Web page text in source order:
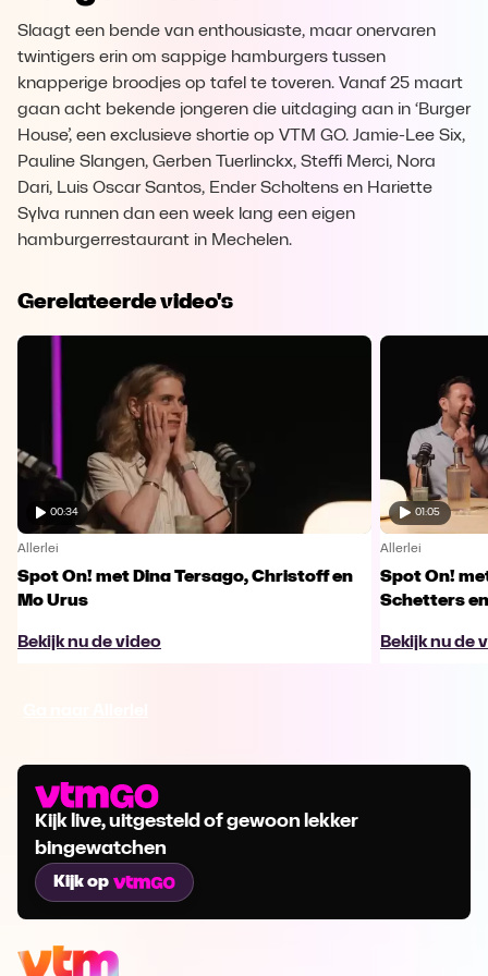
Slaagt een bende van enthousiaste, maar onervaren
twintigers erin om sappige hamburgers tussen
knapperige broodjes op tafel te toveren. Vanaf 25 maart
gaan acht bekende jongeren die uitdaging aan in ‘Burger
House’, een exclusieve shortie op VTM GO. Jamie-Lee Six,
Pauline Slangen, Gerben Tuerlinckx, Steffi Merci, Nora
Dari, Luis Oscar Santos, Ender Scholtens en Hariette
Sylva runnen dan een week lang een eigen
hamburgerrestaurant in Mechelen.
Gerelateerde video's
00:34
Allerlei
Spot On! met Dina Tersago, Christoff en
Mo Urus
Bekijk nu de video
01:05
Allerlei
Spot On!
Schetters
Bekijk nu de
Kijk live, uitgesteld of gewoon lekker
bingewatchen
Kijk op